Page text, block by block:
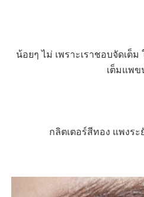
น้อยๆ ไม่ เพราะเราชอบจัดเต็ม
เต็มแพข
กลิตเตอร์สีทอง แพงร